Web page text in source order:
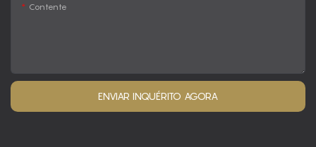
Contente
ENVIAR INQUÉRITO AGORA